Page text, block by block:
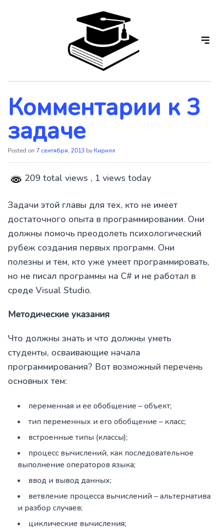
Комментарии к 3
задаче
Posted on 7 сентября, 2013 byКирилл
209 total views , 1 views today
Задачи этой главы для тех, кто не имеет
достаточного опыта в программировании. Они
должны помочь преодолеть психологический
рубеж создания первых программ. Они
полезны и тем, кто уже умеет программировать,
но не писал программы на C# и не работал в
среде Visual Studio.
Методические указания
Что должны знать и что должны уметь
студенты, осваивающие начала
программирования? Вот возможный перечень
основных тем:
переменная и ее обобщение – объект;
тип переменных и его обобщение – класс;
встроенные типы (классы);
процесс вычислений, как последовательное
выполнение операторов языка;
ввод и вывод данных;
ветвление процесса вычислений – альтернатива
и разбор случаев;
циклические вычисления;